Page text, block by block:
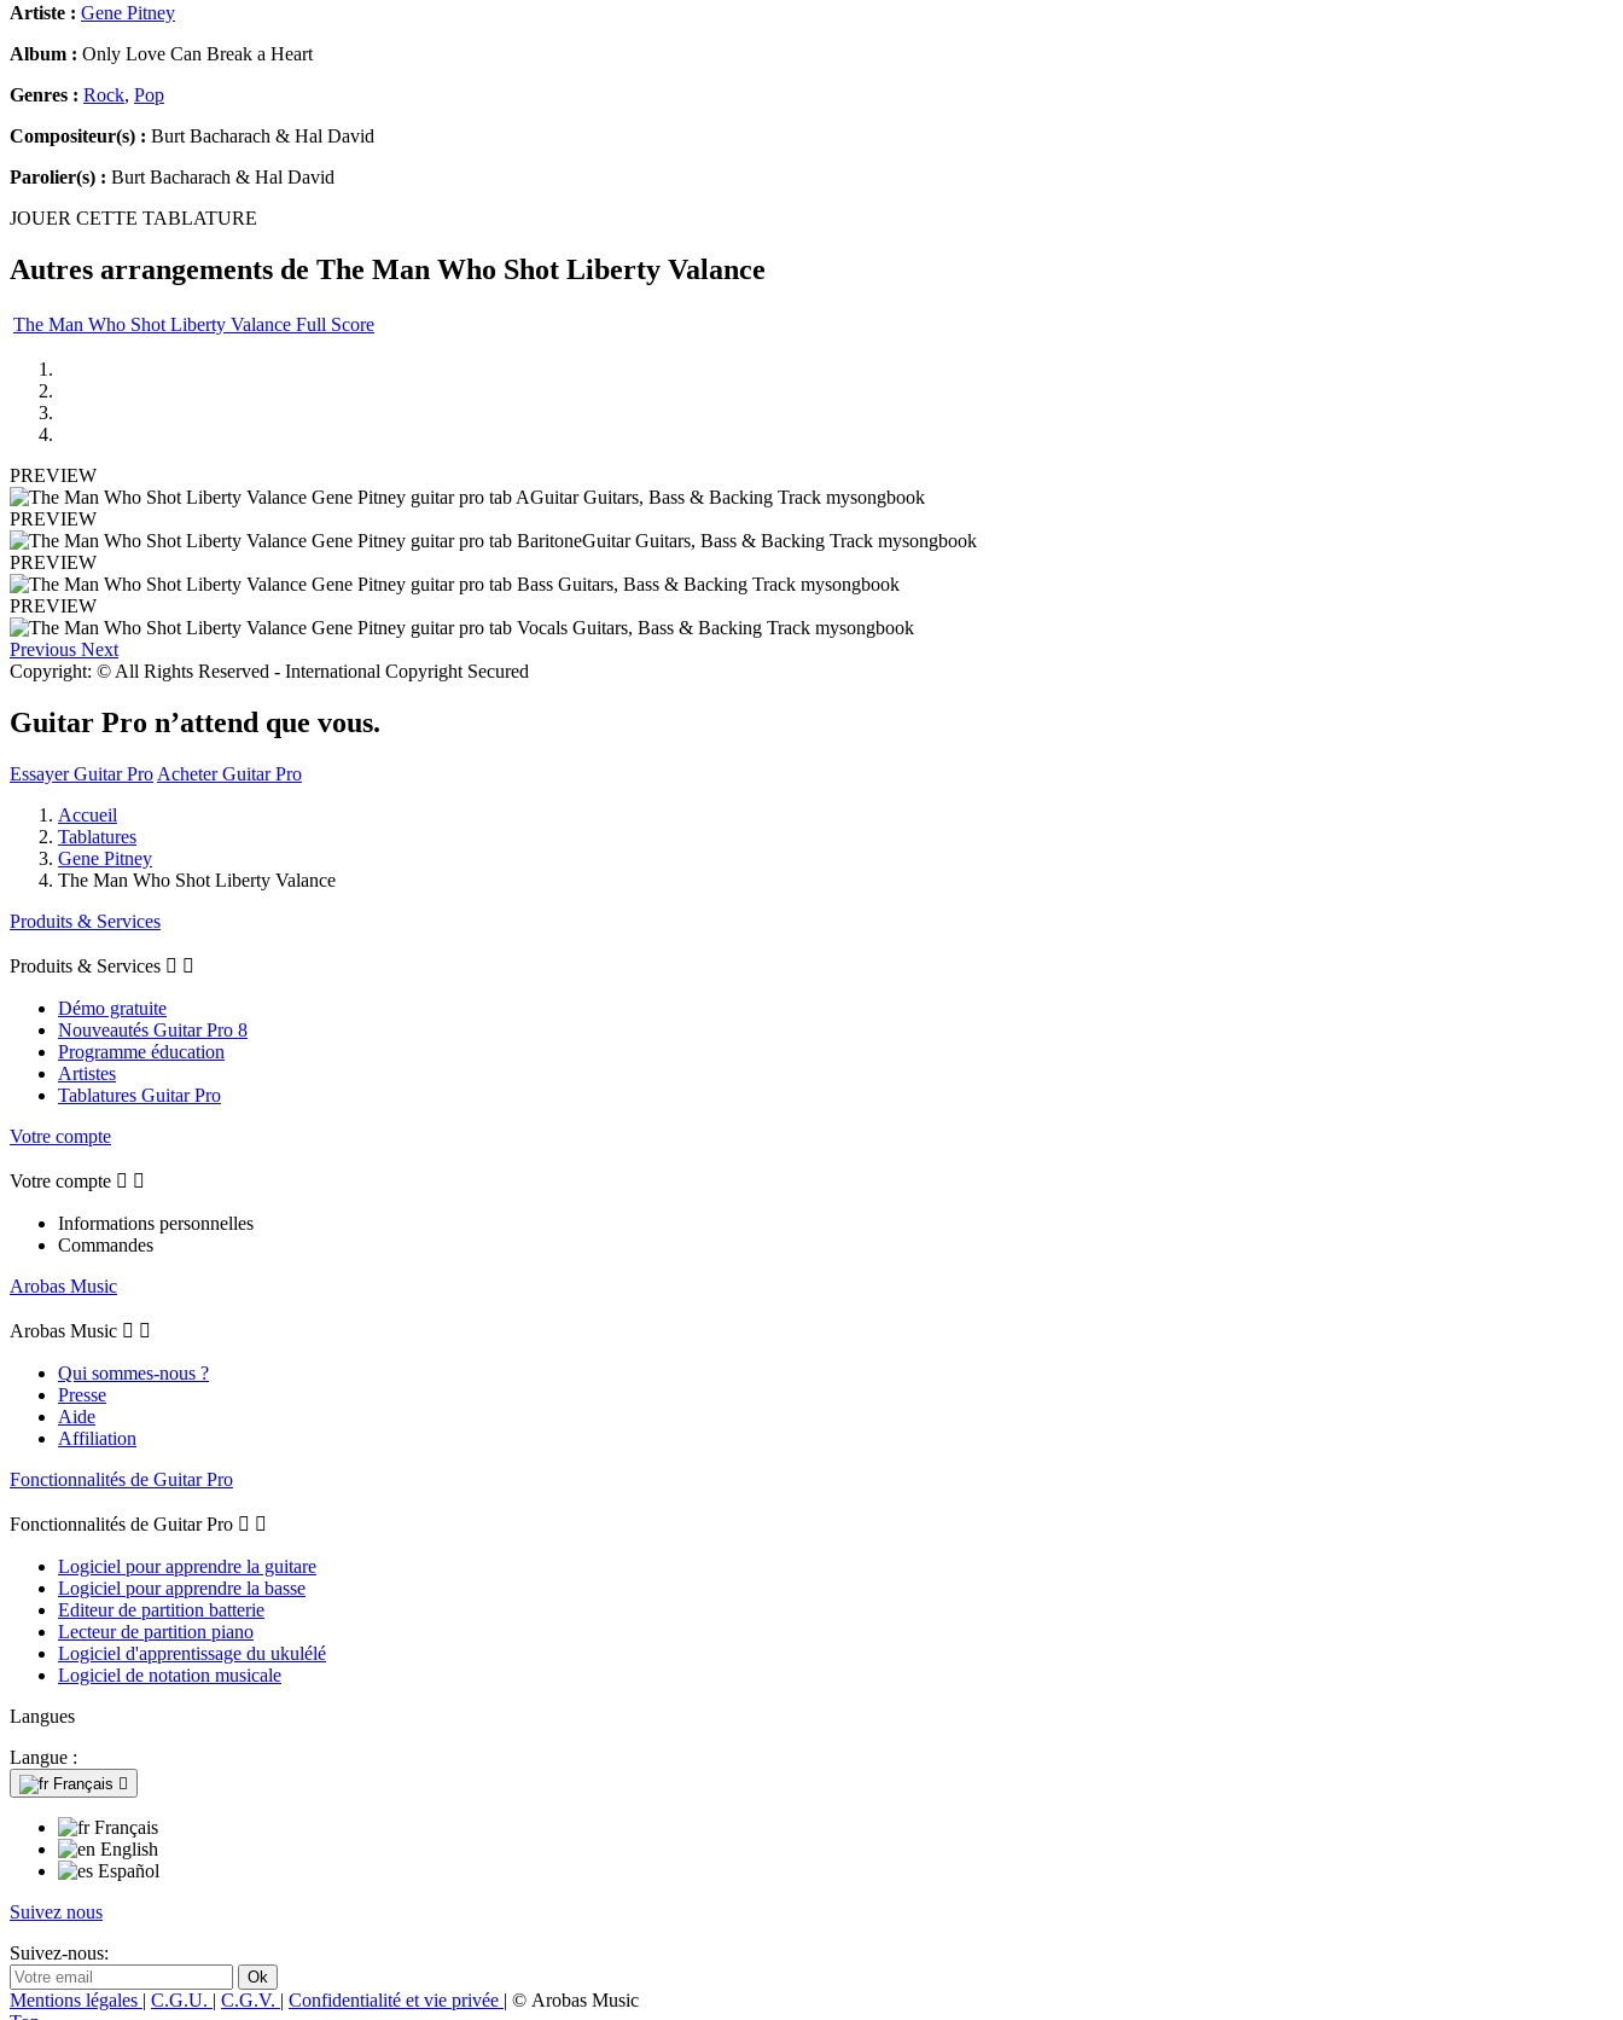
Artiste : Gene Pitney
Album : Only Love Can Break a Heart
Genres : Rock, Pop
Compositeur(s) : Burt Bacharach & Hal David
Parolier(s) : Burt Bacharach & Hal David
JOUER CETTE TABLATURE
Autres arrangements de The Man Who Shot Liberty Valance
The Man Who Shot Liberty Valance Full Score
PREVIEW
PREVIEW
PREVIEW
PREVIEW
Previous Next
Copyright: © All Rights Reserved - International Copyright Secured
Guitar Pro n’attend que vous.
Essayer Guitar Pro Acheter Guitar Pro
Accueil
Tablatures
Gene Pitney
The Man Who Shot Liberty Valance
Produits & Services
Produits & Services  
Démo gratuite
Nouveautés Guitar Pro 8
Programme éducation
Artistes
Tablatures Guitar Pro
Votre compte
Votre compte  
Informations personnelles
Commandes
Arobas Music
Arobas Music  
Qui sommes-nous ?
Presse
Aide
Affiliation
Fonctionnalités de Guitar Pro
Fonctionnalités de Guitar Pro  
Logiciel pour apprendre la guitare
Logiciel pour apprendre la basse
Editeur de partition batterie
Lecteur de partition piano
Logiciel d'apprentissage du ukulélé
Logiciel de notation musicale
Langues
Langue :
Français 
Français
English
Español
Suivez nous
Suivez-nous:
Mentions légales | C.G.U. | C.G.V. | Confidentialité et vie privée | © Arobas Music